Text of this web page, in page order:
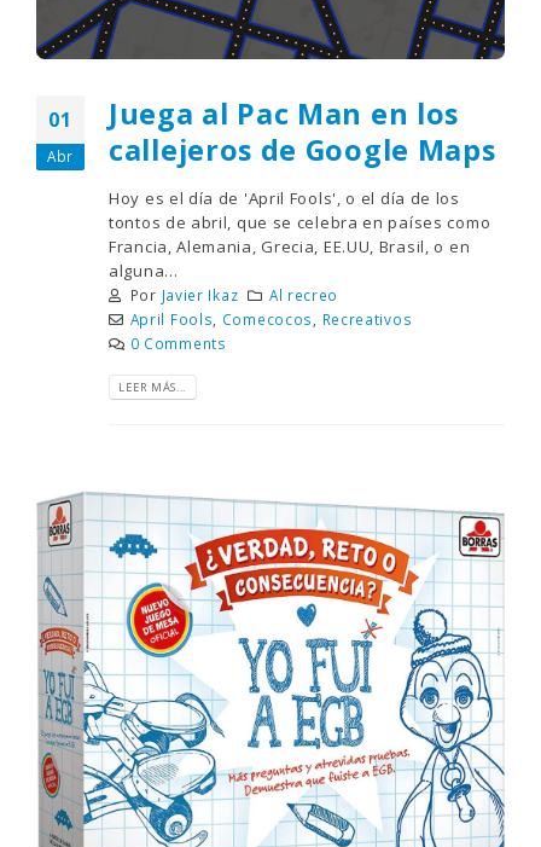
01
Abr
Juega al Pac Man en los
callejeros de Google Maps
Hoy es el día de 'April Fools', o el día de los
tontos de abril, que se celebra en países como
Francia, Alemania, Grecia, EE.UU, Brasil, o en
alguna...
Por Javier Ikaz
Al recreo
April Fools
Comecocos
Recreativos
0 Comments
LEER MÁS...